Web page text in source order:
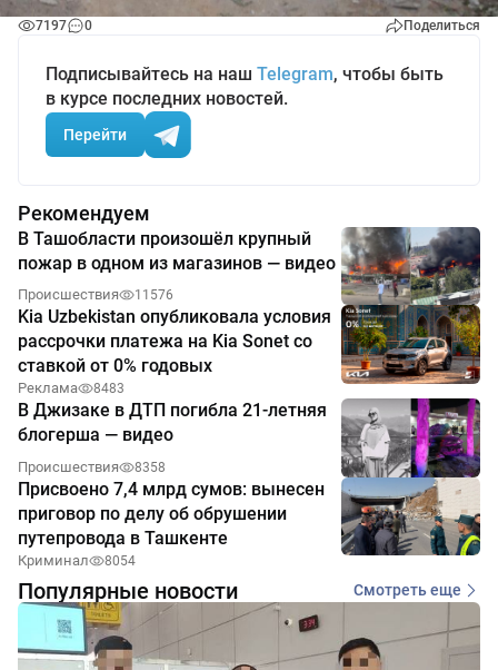
7197 0 Поделиться
Подписывайтесь на наш Telegram, чтобы быть
в курсе последних новостей.
Перейти
Рекомендуем
В Ташобласти произошёл крупный
пожар в одном из магазинов — видео
Происшествия 11576
Kia Uzbekistan опубликовала условия
рассрочки платежа на Kia Sonet со
ставкой от 0% годовых
Реклама 8483
В Джизаке в ДТП погибла 21-летняя
блогерша — видео
Происшествия 8358
Присвоено 7,4 млрд сумов: вынесен
приговор по делу об обрушении
путепровода в Ташкенте
Криминал 8054
Популярные новости Смотреть еще